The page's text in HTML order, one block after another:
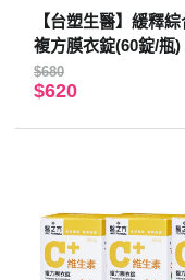
【台塑生醫】緩釋
複方膜衣錠(60錠/瓶)
$680
$620